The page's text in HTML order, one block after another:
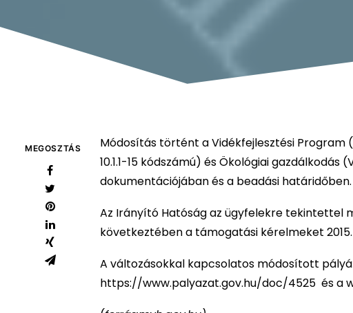
MEGOSZTÁS
Módosítás történt a Vidékfejlesztési Program
10.1.1-15 kódszámú) és Ökológiai gazdálkodás
dokumentációjában és a beadási határidőben.
Az Irányító Hatóság az ügyfelekre tekintettel
következtében a támogatási kérelmeket
A változásokkal kapcsolatos módosított
https://www.palyazat.gov.hu/doc/4525 és a